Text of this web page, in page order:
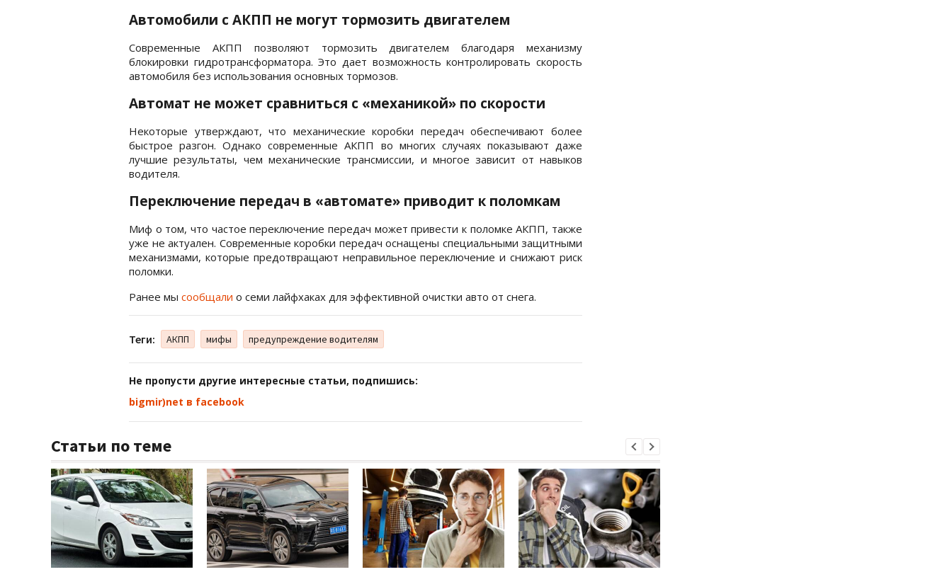
Автомобили с АКПП не могут тормозить двигателем
Современные АКПП позволяют тормозить двигателем благодаря механизму
блокировки гидротрансформатора. Это дает возможность контролировать скорость
автомобиля без использования основных тормозов.
Автомат не может сравниться с «механикой» по скорости
Некоторые утверждают, что механические коробки передач обеспечивают более
быстрое разгон. Однако современные АКПП во многих случаях показывают даже
лучшие результаты, чем механические трансмиссии, и многое зависит от навыков
водителя.
Переключение передач в «автомате» приводит к поломкам
Миф о том, что частое переключение передач может привести к поломке АКПП, также
уже не актуален. Современные коробки передач оснащены специальными защитными
механизмами, которые предотвращают неправильное переключение и снижают риск
поломки.
Ранее мы сообщали о семи лайфхаках для эффективной очистки авто от снега.
Теги: АКПП мифы предупреждение водителям
Не пропусти другие интересные статьи, подпишись:
bigmir)net в facebook
Статьи по теме